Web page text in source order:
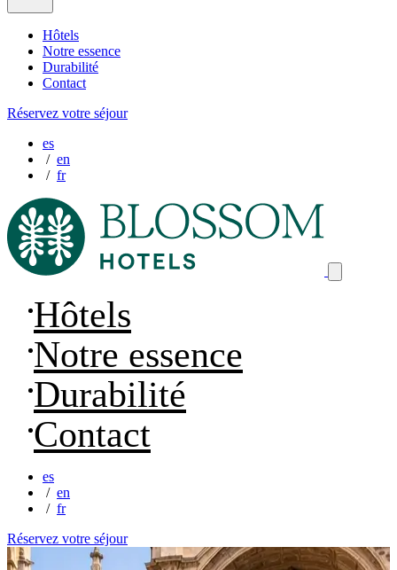
Hôtels
Notre essence
Durabilité
Contact
Réservez votre séjour
es
en
fr
Hôtels
Notre essence
Durabilité
Contact
es
en
fr
Réservez votre séjour